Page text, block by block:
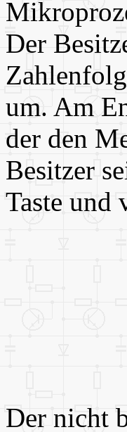
Der
um. Am
der den
Besitzer
Taste und
Der nicht